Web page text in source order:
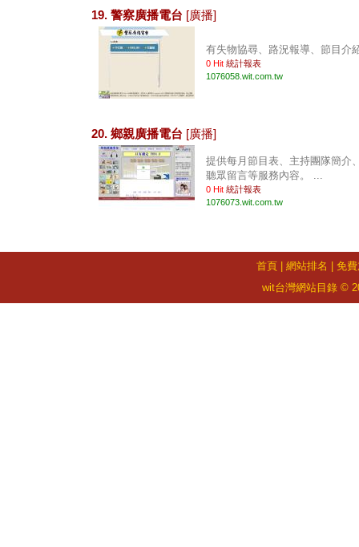
19. 警察廣播電台 [廣播]
有失物協尋、路況報導、節目介
0 Hit 統計報表
1076058.wit.com.tw
20. 鄉親廣播電台 [廣播]
提供每月節目表、主持團隊簡介
聽眾留言等服務內容。 ...
0 Hit 統計報表
1076073.wit.com.tw
首頁| 網站排名
免
wit台灣網站目錄 ©